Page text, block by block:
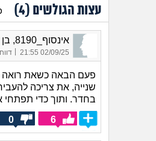
עצות הגולשים (4
)
אינסוף_8190, בן 27, אורח
02/09/25 21:55
פעם הבאה כשאת רואה
שנייה, את צריכה
בחדר. ותוך כדי תפתחי
6
0